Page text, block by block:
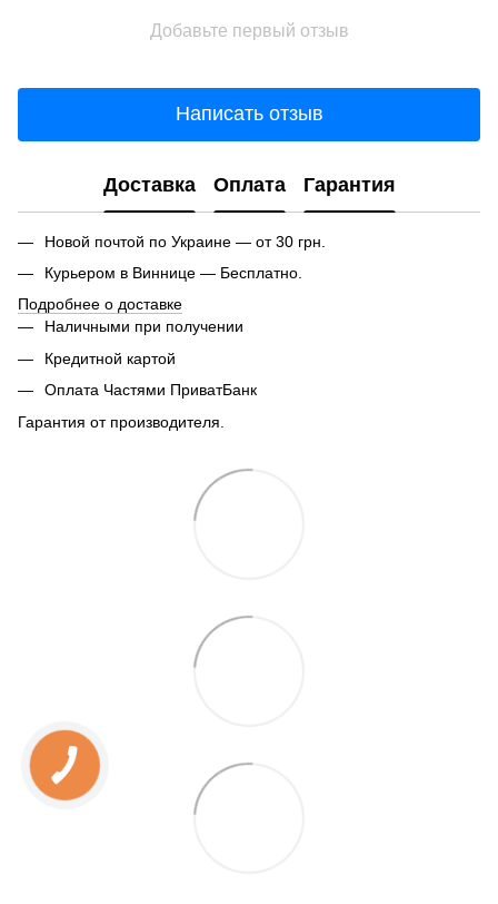
Добавьте первый отзыв
Написать отзыв
Доставка Оплата Гарантия
Новой почтой по Украине — от 30 грн.
Курьером в Виннице — Бесплатно.
Подробнее о доставке
Наличными при получении
Кредитной картой
Оплата Частями ПриватБанк
Гарантия от производителя.